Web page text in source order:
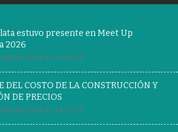
estuvo presente en Meet Up
2026
de 2026 às 14:36:24
DEL COSTO DE LA CONSTRUCCIÓN Y
DE PRECIOS
de 2026 às 14:10:23